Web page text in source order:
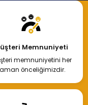
Memnuniyeti
memnuniyetini her
önceliğimizdir.